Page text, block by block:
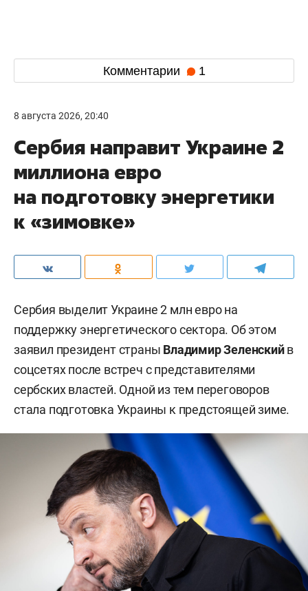
Комментарии 1
8 августа 2026, 20:40
Сербия направит Украине 2
миллиона евро
на подготовку энергетики
к «зимовке»
Сербия выделит Украине 2 млн евро на
поддержку энергетического сектора. Об этом
заявил президент страны Владимир Зеленскийв
соцсетях после встреч с представителями
сербских властей. Одной из тем переговоров
стала подготовка Украины к предстоящей зиме.